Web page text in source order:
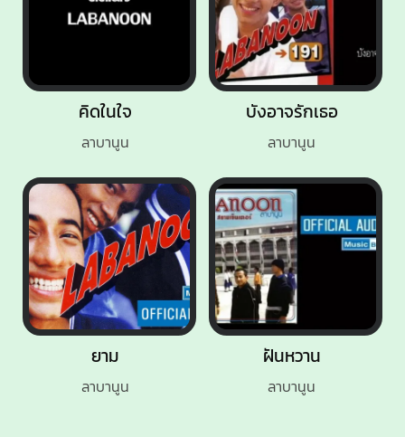
คิดในใจ
ลาบานูน
ยาม
ลาบานูน
บังอาจรักเธอ
ลาบานูน
ฝันหวาน
ลาบานูน